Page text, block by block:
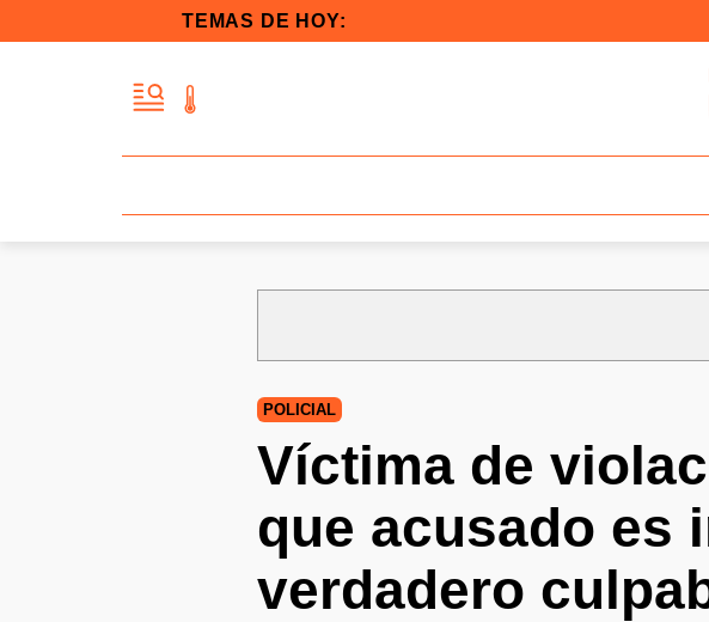
TEMAS DE HOY:
POLICIAL
Víctima de
que acusado es
verdadero